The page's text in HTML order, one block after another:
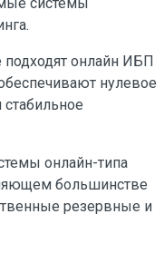
подходят онлайн ИБП
нулевое
онлайн-типа
большинстве
резервные и